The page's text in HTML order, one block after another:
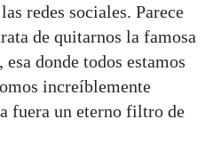
redes sociales. Parece
de quitarnos la famosa
donde todos estamos
increíblemente
fuera un eterno filtro de